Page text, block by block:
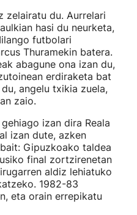
zelairatu du. Aurrelari
hasi du neurketa,
futbolari
Thuramekin batera.
abagune ona izan du,
erdiraketa bat
angelu txikia zuela,
zaio.
izan dira Reala
izan dute, azken
Gipuzkoako taldea
final zortzirenetan
aldiz lehiatuko
1982-83
eta orain errepikatu